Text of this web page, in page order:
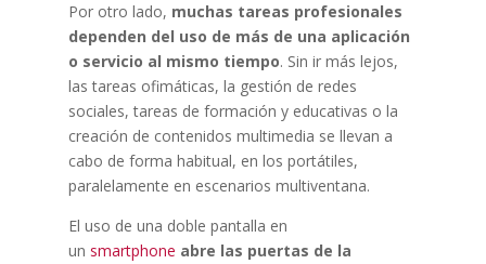
Por otro lado, muchas tareas profesionales
dependen del uso de más de una aplicación
o servicio al mismo tiempo. Sin ir más lejos,
las tareas ofimáticas, la gestión de redes
sociales, tareas de formación y educativas o la
creación de contenidos multimedia se llevan a
cabo de forma habitual, en los portátiles,
paralelamente en escenarios multiventana.
El uso de una doble pantalla en
un smartphone abre las puertas de la